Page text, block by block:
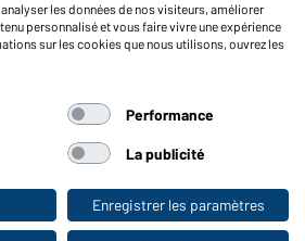
pour particuliers
to whistleblower protection act
les données de nos visiteurs, améliorer
personnalisé et vous faire vivre une expérience
sur les cookies que nous utilisons, ouvrez les
Performance
La publicité
Enregistrer les paramètres